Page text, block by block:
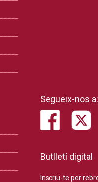
Segueix-nos a:
Butlletí digital
Inscriu-te per